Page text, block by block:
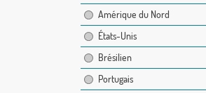
Amérique du Nord
États-Unis
Brésilien
Portugais